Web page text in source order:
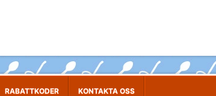
RABATTKODER KONTAKTA OSS